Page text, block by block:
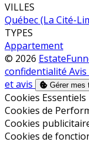
VILLES
Québec (La Cité-
TYPES
Appartement
© 2026
confidentialité
et avis
Gérer mes
Activer
Cookies Essentiels
Activer
Cookies de
Activer
Cookies
Activer
Cookies de